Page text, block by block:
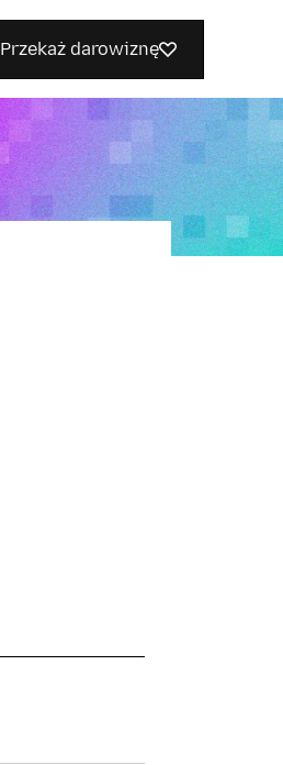
Przekaż darowiznę